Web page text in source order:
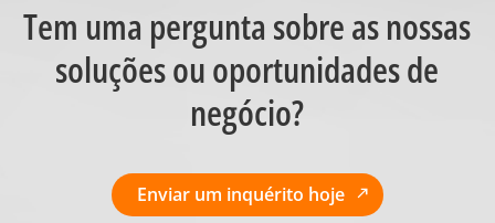
Tem uma pergunta sobre as nossas
soluções ou oportunidades de
negócio?
Enviar um inquérito hoje